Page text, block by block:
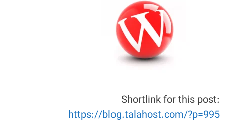
Shortlink for this post:
https://blog.talahost.com/?p=995